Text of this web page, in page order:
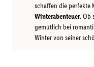
schaffen die perfekte
Winterabenteuer. Ob
gemütlich bei
Winter von seiner